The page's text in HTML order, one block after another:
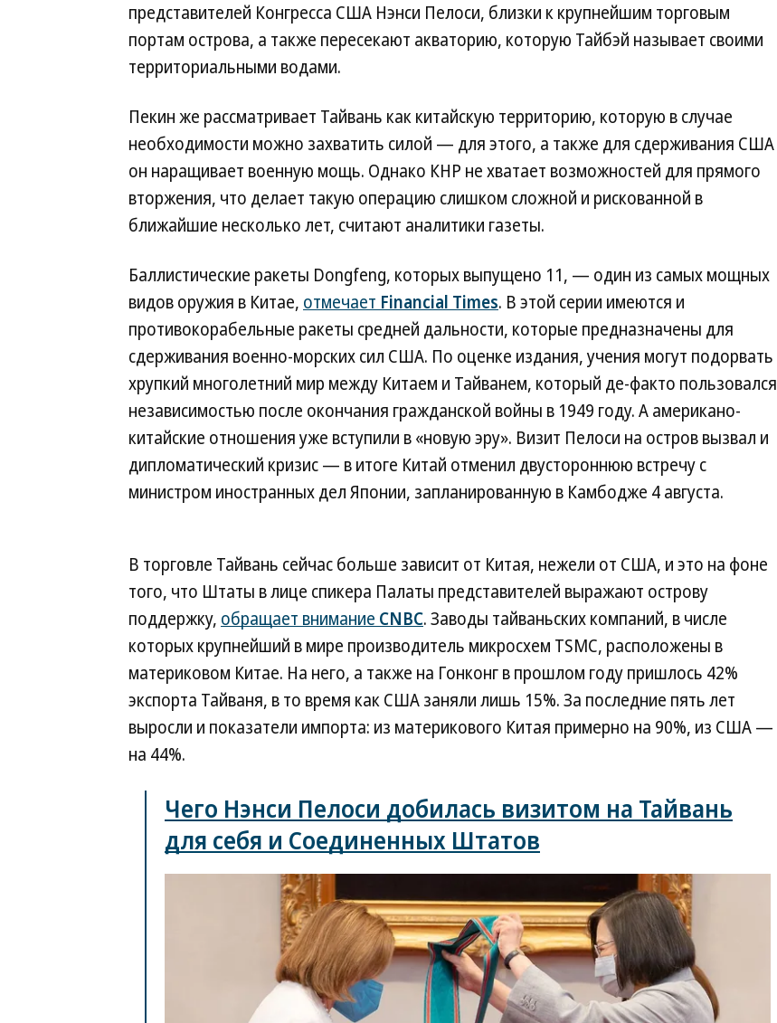
представителей Конгресса США Нэнси Пелоси, близки к крупнейшим торговым
портам острова, а также пересекают акваторию, которую Тайбэй называет своими
территориальными водами.
Пекин же рассматривает Тайвань как китайскую территорию, которую в случае
необходимости можно захватить силой — для этого, а также для сдерживания США
он наращивает военную мощь. Однако КНР не хватает возможностей для прямого
вторжения, что делает такую операцию слишком сложной и рискованной в
ближайшие несколько лет, считают аналитики газеты.
Баллистические ракеты Dongfeng, которых выпущено 11, — один из самых мощных
видов оружия в Китае, отмечает Financial Times. В этой серии имеются и
противокорабельные ракеты средней дальности, которые предназначены для
сдерживания военно-морских сил США. По оценке издания, учения могут подорвать
хрупкий многолетний мир между Китаем и Тайванем, который де-факто пользовался
независимостью после окончания гражданской войны в 1949 году. А американо-
китайские отношения уже вступили в «новую эру». Визит Пелоси на остров вызвал и
дипломатический кризис — в итоге Китай отменил двустороннюю встречу с
министром иностранных дел Японии, запланированную в Камбодже 4 августа.
В торговле Тайвань сейчас больше зависит от Китая, нежели от США, и это на фоне
того, что Штаты в лице спикера Палаты представителей выражают острову
поддержку, обращает внимание CNBC. Заводы тайваньских компаний, в числе
которых крупнейший в мире производитель микросхем ТSМС, расположены в
материковом Китае. На него, а также на Гонконг в прошлом году пришлось 42%
экспорта Тайваня, в то время как США заняли лишь 15%. За последние пять лет
выросли и показатели импорта: из материкового Китая примерно на 90%, из США —
на 44%.
Чего Нэнси Пелоси добилась визитом на Тайвань
для себя и Соединенных Штатов